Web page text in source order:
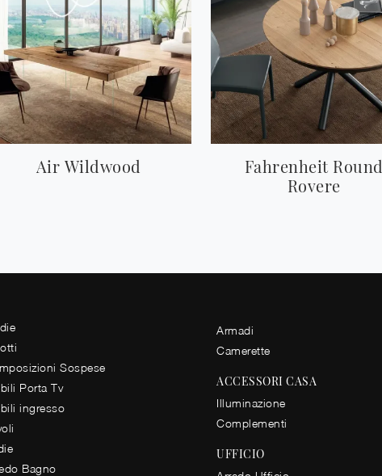
Air Wildwood
Fahrenheit Round
Rovere
Sospese
Porta Tv
ingresso
Bagno
Armadi
Camerette
ACCESSORI CASA
Illuminazione
Complementi
UFFICIO